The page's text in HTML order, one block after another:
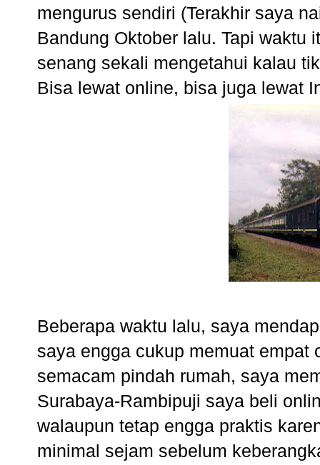
mengurus sendiri (Terakhir saya
Bandung Oktober lalu. Tapi waktu
senang sekali mengetahui kalau
Bisa lewat online, bisa juga lewat
Beberapa waktu lalu, saya
saya engga cukup memuat empat
semacam pindah rumah, saya
Surabaya-Rambipuji saya beli
walaupun tetap engga praktis
minimal sejam sebelum